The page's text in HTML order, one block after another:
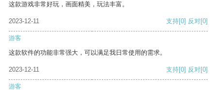
这款游戏非常好玩，画面精美，玩法丰富。
2023-12-11 支持[0] 反对[0]
游客
这款软件的功能非常强大，可以满足我日常使用的需求。
2023-12-11 支持[0] 反对[0]
游客